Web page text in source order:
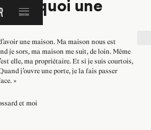
Pourquoi une
une maison. Ma maison nous est
je sors, ma maison me suit, de loin. Même
elle, ma propriétaire. Et si je suis courtois,
Quand j’ouvre une porte, je la fais passer
»
et moi